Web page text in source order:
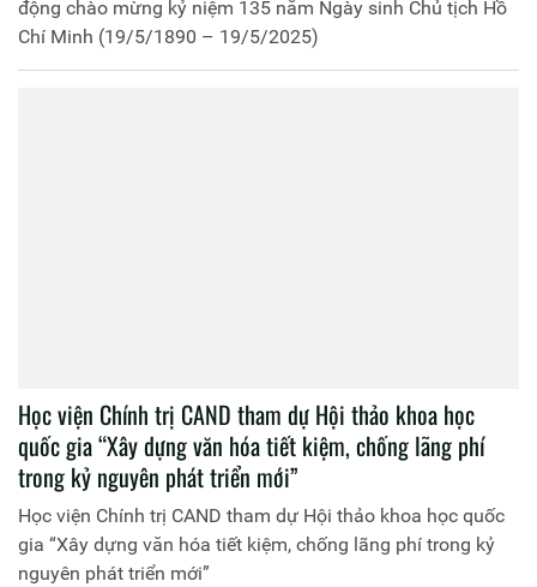
động chào mừng kỷ niệm 135 năm Ngày sinh Chủ tịch Hồ
Chí Minh (19/5/1890 – 19/5/2025)
Học viện Chính trị CAND tham dự Hội thảo khoa học
quốc gia “Xây dựng văn hóa tiết kiệm, chống lãng phí
trong kỷ nguyên phát triển mới”
Học viện Chính trị CAND tham dự Hội thảo khoa học quốc
gia “Xây dựng văn hóa tiết kiệm, chống lãng phí trong kỷ
nguyên phát triển mới”